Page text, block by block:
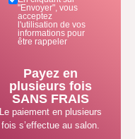
"Envoyer", vous
acceptez
l'utilisation de vos
informations pour
être rappeler
Payez en
plusieurs fois
SANS FRAIS
Le paiement en plusieurs
fois s’effectue au salon.